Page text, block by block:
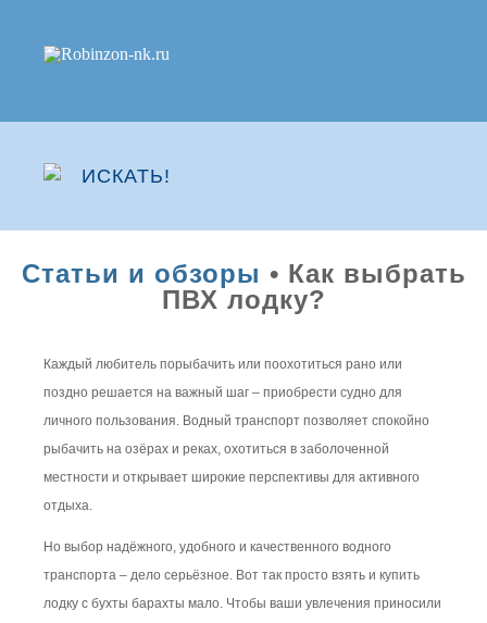
Статьи и обзоры • Как выбрать
ПВХ лодку?
Каждый любитель порыбачить или поохотиться рано или
поздно решается на важный шаг – приобрести судно для
личного пользования. Водный транспорт позволяет спокойно
рыбачить на озёрах и реках, охотиться в заболоченной
местности и открывает широкие перспективы для активного
отдыха.
Но выбор надёжного, удобного и качественного водного
транспорта – дело серьёзное. Вот так просто взять и купить
лодку с бухты барахты мало. Чтобы ваши увлечения приносили